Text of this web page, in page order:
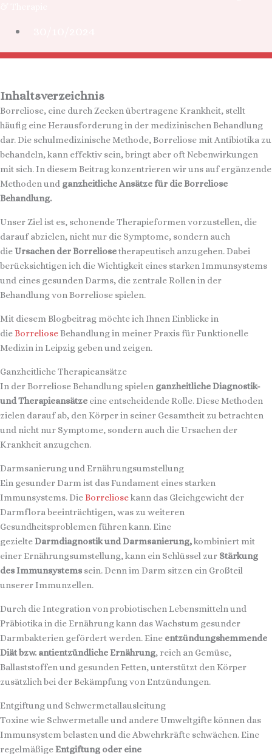
Inhaltsverzeichnis
Borreliose, eine durch Zecken übertragene Krankheit, stellt
häufig eine Herausforderung in der medizinischen Behandlung
dar. Die schulmedizinische Methode, Borreliose mit Antibiotika zu
behandeln, kann effektiv sein, bringt aber oft Nebenwirkungen
mit sich. In diesem Beitrag konzentrieren wir uns auf ergänzende
Methoden und ganzheitliche Ansätze für die Borreliose
Behandlung.
Unser Ziel ist es, schonende Therapieformen vorzustellen, die
darauf abzielen, nicht nur die Symptome, sondern auch
die Ursachen der Borreliosetherapeutisch anzugehen. Dabei
berücksichtigen ich die Wichtigkeit eines starken Immunsystems
und eines gesunden Darms, die zentrale Rollen in der
Behandlung von Borreliose spielen.
Mit diesem Blogbeitrag möchte ich Ihnen Einblicke in
dieBorreliose Behandlung in meiner Praxis für Funktionelle
Medizin in Leipzig geben und zeigen.
Ganzheitliche Therapieansätze
In der Borreliose Behandlung spielen ganzheitliche Diagnostik-
und Therapieansätze eine entscheidende Rolle. Diese Methoden
zielen darauf ab, den Körper in seiner Gesamtheit zu betrachten
und nicht nur Symptome, sondern auch die Ursachen der
Krankheit anzugehen.
Darmsanierung und Ernährungsumstellung
Ein gesunder Darm ist das Fundament eines starken
Immunsystems. DieBorreliosekann das Gleichgewicht der
Darmflora beeinträchtigen, was zu weiteren
Gesundheitsproblemen führen kann. Eine
gezielteDarmdiagnostik und Darmsanierung,kombiniert mit
einer Ernährungsumstellung, kann ein Schlüssel zur Stärkung
des Immunsystems sein. Denn im Darm sitzen ein Großteil
unserer Immunzellen.
Durch die Integration von probiotischen Lebensmitteln und
Präbiotika in die Ernährung kann das Wachstum gesunder
Darmbakterien gefördert werden. Eine entzündungshemmende
Diät bzw. antientzündliche Ernährung, reich an Gemüse,
Ballaststoffen und gesunden Fetten, unterstützt den Körper
zusätzlich bei der Bekämpfung von Entzündungen.
Entgiftung und Schwermetallausleitung
Toxine wie Schwermetalle und andere Umweltgifte können das
Immunsystem belasten und die Abwehrkräfte schwächen. Eine
regelmäßigeEntgiftung oder eine